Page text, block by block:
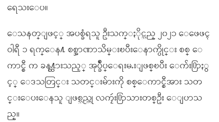
ရေသးေပ။
ေသနတ္ျဖင့္ အပစ္ခံရသူ ဦးသက္ႏိုင္သည္ ၂၀၂၁ ေဖေဖၚ
ဝါရီ ၁ ရက္ေန႔ စစ္အာဏာသိမ္းၿပီးေနာက္ပိုင္း စစ္ ေ
ကာင္စီ က ခန႔္ထားသည့္ အုပ္ခ်ဳပ္ေရးမႉးျဖစ္ၿပီး ေက်း႐ြာႏွ
င့္ ေဒသတြင္း သတင္းမ်ားကို စစ္ေကာင္စီအား သတ
င္းေပးေနသူ ျဖစ္သည္ဟု လကၠဴး႐ြာသားတစ္ဦး ေျပာသ
ည္။